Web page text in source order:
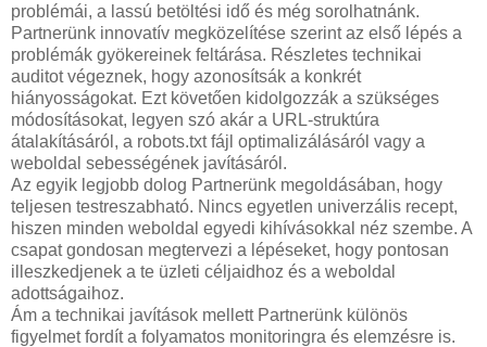
problémái, a lassú betöltési idő és még sorolhatnánk.
Partnerünk innovatív megközelítése szerint az első lépés a
problémák gyökereinek feltárása. Részletes technikai
auditot végeznek, hogy azonosítsák a konkrét
hiányosságokat. Ezt követően kidolgozzák a szükséges
módosításokat, legyen szó akár a URL-struktúra
átalakításáról, a robots.txt fájl optimalizálásáról vagy a
weboldal sebességének javításáról.
Az egyik legjobb dolog Partnerünk megoldásában, hogy
teljesen testreszabható. Nincs egyetlen univerzális recept,
hiszen minden weboldal egyedi kihívásokkal néz szembe. A
csapat gondosan megtervezi a lépéseket, hogy pontosan
illeszkedjenek a te üzleti céljaidhoz és a weboldal
adottságaihoz.
Ám a technikai javítások mellett Partnerünk különös
figyelmet fordít a folyamatos monitoringra és elemzésre is.